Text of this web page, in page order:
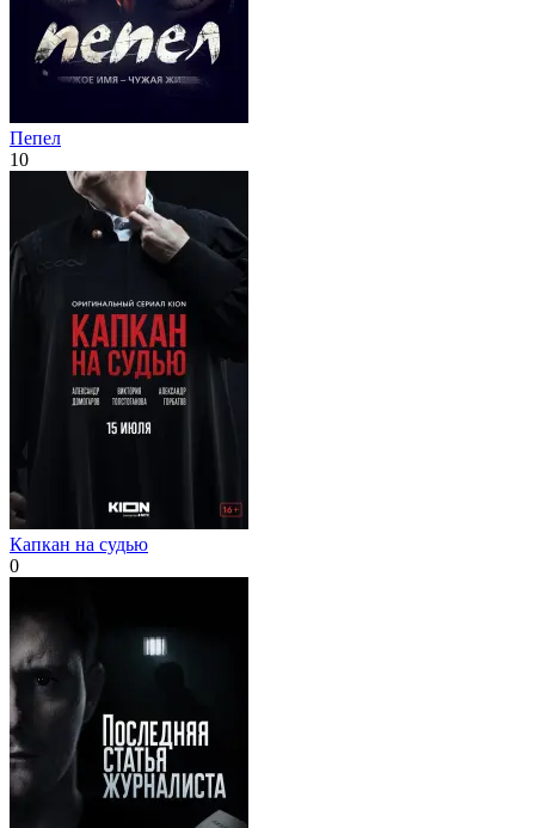
Пепел
10
Капкан на судью
0